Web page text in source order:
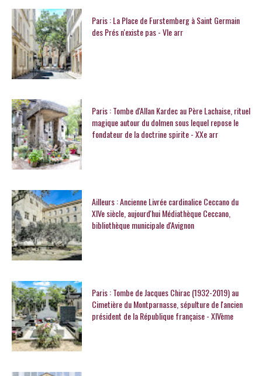
Paris : La Place de Furstemberg à Saint Germain
des Prés n'existe pas - VIe arr
Paris : Tombe d'Allan Kardec au Père Lachaise, rituel
magique autour du dolmen sous lequel repose le
fondateur de la doctrine spirite - XXe arr
Ailleurs : Ancienne Livrée cardinalice Ceccano du
XIVe siècle, aujourd'hui Médiathèque Ceccano,
bibliothèque municipale d'Avignon
Paris : Tombe de Jacques Chirac (1932-2019) au
Cimetière du Montparnasse, sépulture de l'ancien
président de la République française - XIVème